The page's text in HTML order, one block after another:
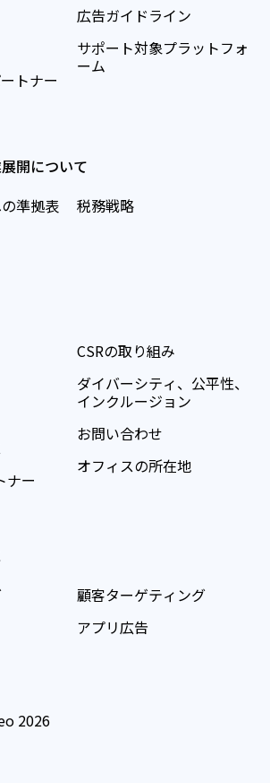
トナー
広告ガイドライン
サポート対象プラットフォ
ーム
開について
準拠表
税務戦略
ナー
CSRの取り組み
ダイバーシティ、公平性、
インクルージョン
お問い合わせ
オフィスの所在地
顧客ターゲティング
アプリ広告
2026